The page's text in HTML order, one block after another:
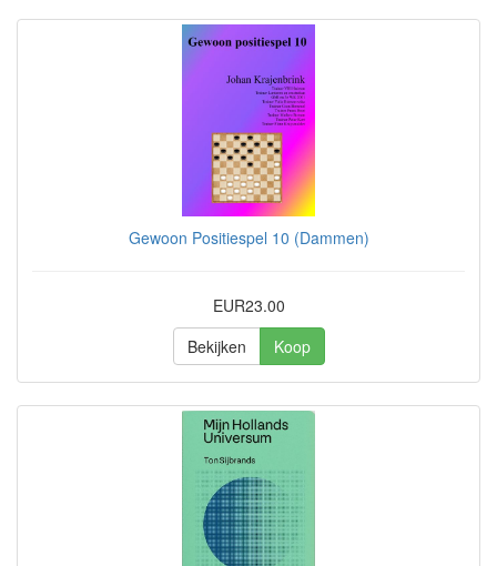
Gewoon Positiespel 10 (Dammen)
EUR23.00
Bekijken
Koop